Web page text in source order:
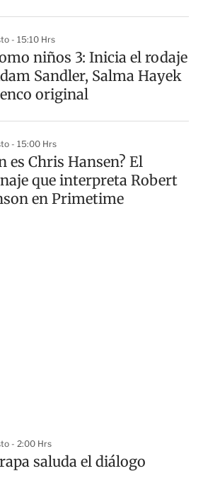
- 15:10 Hrs
niños 3: Inicia el rodaje
Sandler, Salma Hayek
original
- 15:00 Hrs
es Chris Hansen? El
que interpreta Robert
en Primetime
- 2:00 Hrs
saluda el diálogo